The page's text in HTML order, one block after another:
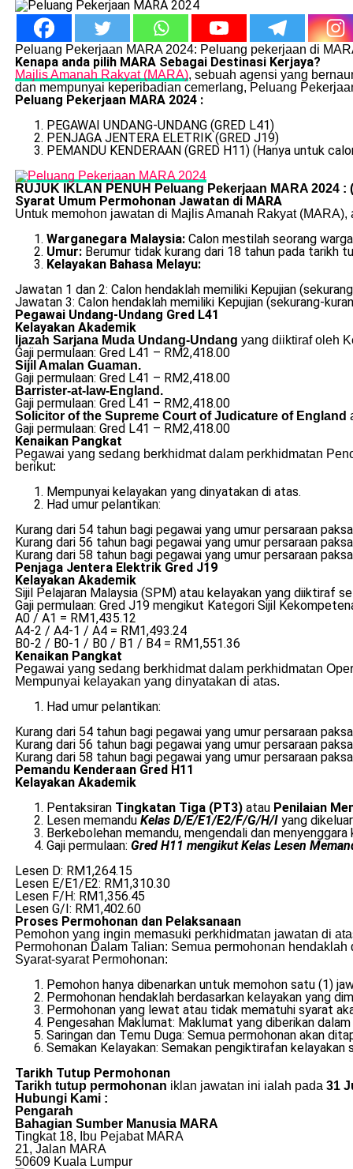
Peluang Pekerjaan MARA 2024: Peluang pekerjaan di
Kenapa anda pilih MARA Sebagai Destinasi Kerjaya?
Majlis Amanah Rakyat (MARA), sebuah agensi yang
dan mempunyai keperibadian cemerlang, Peluang
Peluang Pekerjaan MARA 2024 :
PEGAWAI UNDANG-UNDANG (GRED L41)
PENJAGA JENTERA ELETRIK (GRED J19)
PEMANDU KENDERAAN (GRED H11) (Hanya untuk
RUJUK IKLAN PENUH Peluang Pekerjaan MARA 2024 : (
Syarat Umum Permohonan Jawatan di MARA
Untuk memohon jawatan di Majlis Amanah Rakyat
Warganegara Malaysia:Calon mestilah seorang
Umur:Berumur tidak kurang dari 18 tahun pada tarikh
Kelayakan Bahasa Melayu:
Jawatan 1 dan 2: Calon hendaklah memiliki Kepujian
Jawatan 3: Calon hendaklah memiliki Kepujian (sekurang-
Pegawai Undang-Undang Gred L41
Kelayakan Akademik
Ijazah Sarjana Muda Undang-Undang yang diiktiraf oleh
Gaji permulaan: Gred L41 – RM2,418.00
Sijil Amalan Guaman.
Gaji permulaan: Gred L41 – RM2,418.00
Barrister-at-law-England.
Gaji permulaan: Gred L41 – RM2,418.00
Solicitor of the Supreme Court of Judicature of England
Gaji permulaan: Gred L41 – RM2,418.00
Kenaikan Pangkat
Pegawai yang sedang berkhidmat dalam perkhidmatan
berikut:
Mempunyai kelayakan yang dinyatakan di atas.
Had umur pelantikan:
Kurang dari 54 tahun bagi pegawai yang umur persaraan
Kurang dari 56 tahun bagi pegawai yang umur persaraan
Kurang dari 58 tahun bagi pegawai yang umur persaraan
Penjaga Jentera Elektrik Gred J19
Kelayakan Akademik
Sijil Pelajaran Malaysia (SPM) atau kelayakan yang diiktiraf
Gaji permulaan: Gred J19 mengikut Kategori Sijil
A0 / A1 = RM1,435.12
A4-2 / A4-1 / A4 = RM1,493.24
B0-2 / B0-1 / B0 / B1 / B4 = RM1,551.36
Kenaikan Pangkat
Pegawai yang sedang berkhidmat dalam perkhidmatan
Mempunyai kelayakan yang dinyatakan di atas.
Had umur pelantikan:
Kurang dari 54 tahun bagi pegawai yang umur persaraan
Kurang dari 56 tahun bagi pegawai yang umur persaraan
Kurang dari 58 tahun bagi pegawai yang umur persaraan
Pemandu Kenderaan Gred H11
Kelayakan Akademik
Pentaksiran Tingkatan Tiga (PT3)atau Penilaian
Lesen memandu Kelas D/E/E1/E2/F/G/H/Iyang
Berkebolehan memandu, mengendali dan
Gaji permulaan: Gred H11 mengikut Kelas Lesen
Lesen D: RM1,264.15
Lesen E/E1/E2: RM1,310.30
Lesen F/H: RM1,356.45
Lesen G/I: RM1,402.60
Proses Permohonan dan Pelaksanaan
Pemohon yang ingin memasuki perkhidmatan jawatan di
Permohonan Dalam Talian: Semua permohonan
Syarat-syarat Permohonan:
Pemohon hanya dibenarkan untuk memohon satu (1)
Permohonan hendaklah berdasarkan kelayakan yang
Permohonan yang lewat atau tidak mematuhi syarat
Pengesahan Maklumat: Maklumat yang diberikan
Saringan dan Temu Duga: Semua permohonan akan
Semakan Kelayakan: Semakan pengiktirafan
Tarikh Tutup Permohonan
Tarikh tutup permohonan iklan jawatan ini ialah pada 31
Hubungi Kami :
Pengarah
Bahagian Sumber Manusia MARA
Tingkat 18, Ibu Pejabat MARA
21, Jalan MARA
50609 Kuala Lumpur